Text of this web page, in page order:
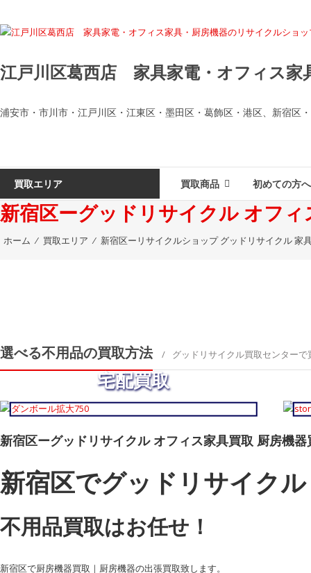
江戸川区葛西店 家具家電・オフィス家
浦安市・市川市・江戸川区・江東区・墨田区・葛飾区・港区、新宿
買取エリア 買取商品 初めての方へ
新宿区ーグッドリサイクル オフ
ホーム ⁄ 買取エリア ⁄ 新宿区ーリサイクルショップ グッドリサイクル 家
選べる不用品の買取方法 グッドリサイクル買取センター
宅配買取
新宿区ーグッドリサイクル オフィス家具買取 厨房機器
新宿区でグッドリサイク
不用品買取はお任せ！
新宿区で厨房機器買取｜厨房機器の出張買取致します。